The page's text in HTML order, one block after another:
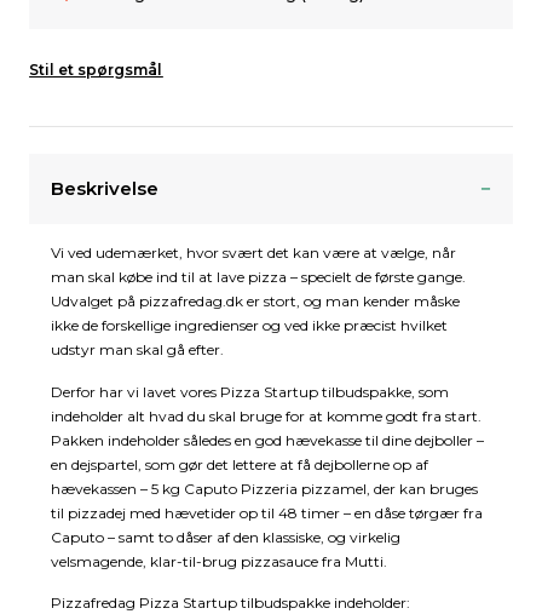
Stil et spørgsmål
Beskrivelse
Vi ved udemærket, hvor svært det kan være at vælge, når
man skal købe ind til at lave pizza – specielt de første gange.
Udvalget på pizzafredag.dk er stort, og man kender måske
ikke de forskellige ingredienser og ved ikke præcist hvilket
udstyr man skal gå efter.
Derfor har vi lavet vores Pizza Startup tilbudspakke, som
indeholder alt hvad du skal bruge for at komme godt fra start.
Pakken indeholder således en god hævekasse til dine dejboller –
en dejspartel, som gør det lettere at få dejbollerne op af
hævekassen – 5 kg Caputo Pizzeria pizzamel, der kan bruges
til pizzadej med hævetider op til 48 timer – en dåse tørgær fra
Caputo – samt to dåser af den klassiske, og virkelig
velsmagende, klar-til-brug pizzasauce fra Mutti.
Pizzafredag Pizza Startup tilbudspakke indeholder: